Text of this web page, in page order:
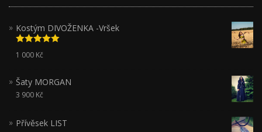
Kostým DIVOŽENKA -Vršek
5.00z 5
1 000 Kč
Šaty MORGAN
3 900 Kč
Přívěsek LIST